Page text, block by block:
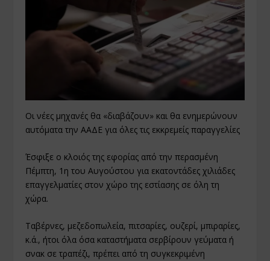
Οι νέες μηχανές θα «διαβάζουν» και θα ενημερώνουν
αυτόματα την ΑΑΔΕ για όλες τις εκκρεμείς παραγγελίες
Έσφιξε ο κλοιός της εφορίας από την περασμένη
Πέμπτη, 1η του Αυγούστου για εκατοντάδες χιλιάδες
επαγγελματίες στον χώρο της εστίασης σε όλη τη
χώρα.
Ταβέρνες, μεζεδοπωλεία, πιτσαρίες, ουζερί, μπιραρίες,
κ.ά., ήτοι όλα όσα καταστήματα σερβίρουν γεύματα ή
σνακ σε τραπέζι, πρέπει από τη συγκεκριμένη